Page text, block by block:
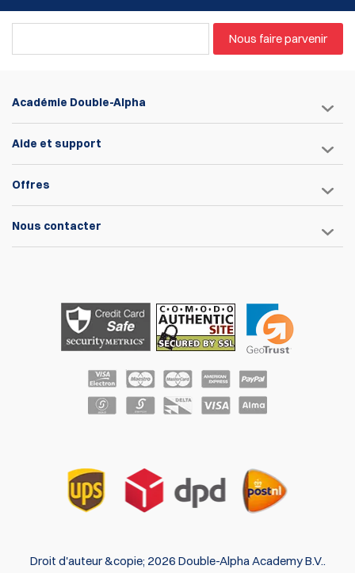
Nous faire parvenir
Académie Double-Alpha
Aide et support
Offres
Nous contacter
Droit d'auteur &copie; 2026 Double-Alpha Academy B.V..